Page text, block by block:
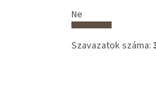
Ne
Szavazatok száma: